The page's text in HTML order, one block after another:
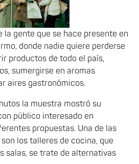
la gente que se hace presente en
donde nadie quiere perderse
productos de todo el país,
sumergirse en aromas
aires gastronómicos.
la muestra mostró su
público interesado en
propuestas. Una de las
los talleres de cocina, que
salas, se trate de alternativas